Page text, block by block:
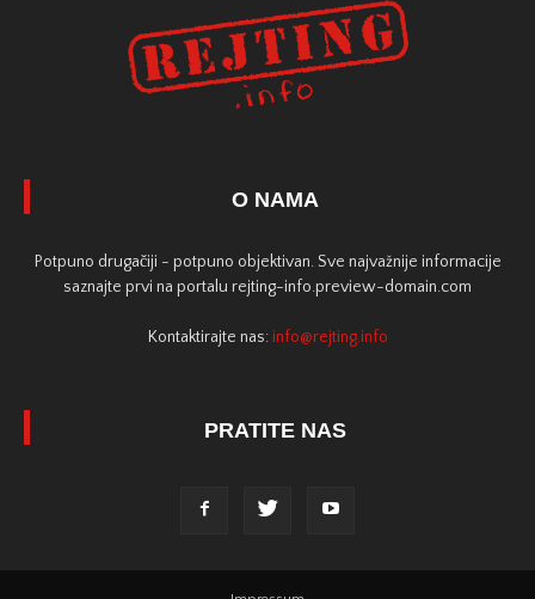
O NAMA
Potpuno drugačiji - potpuno objektivan. Sve najvažnije informacije
saznajte prvi na portalu rejting-info.preview-domain.com
Kontaktirajte nas: info@rejting.info
PRATITE NAS